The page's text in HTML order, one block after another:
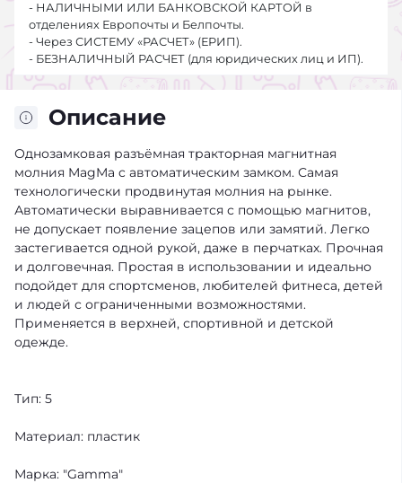
Описание
Однозамковая разъёмная тракторная магнитная
молния MagMa c автоматическим замком. Самая
технологически продвинутая молния на рынке.
Автоматически выравнивается с помощью магнитов,
не допускает появление зацепов или замятий. Легко
застегивается одной рукой, даже в перчатках. Прочная
и долговечная. Простая в использовании и идеально
подойдет для спортсменов, любителей фитнеса, детей
и людей с ограниченными возможностями.
Применяется в верхней, спортивной и детской
одежде.
Тип: 5
Материал: пластик
Марка: "Gamma"
- НАЛИЧНЫМИ ИЛИ БАНКОВСКОЙ КАРТОЙ в
отделениях Европочты и Белпочты.
- Через СИСТЕМУ «РАСЧЕТ» (ЕРИП).
- БЕЗНАЛИЧНЫЙ РАСЧЕТ (для юридических лиц и ИП).